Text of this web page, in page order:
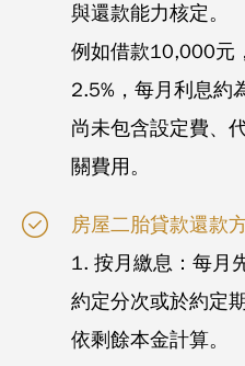
與還款能力核定。
例如借款10,000元
2.5%，每月利息約
尚未包含設定費、
關費用。
房屋二胎貸款還款
1. 按月繳息：每月
約定分次或於約定
依剩餘本金計算。